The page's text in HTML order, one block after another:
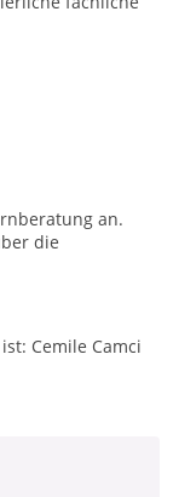
an.
die
Cemile Camci